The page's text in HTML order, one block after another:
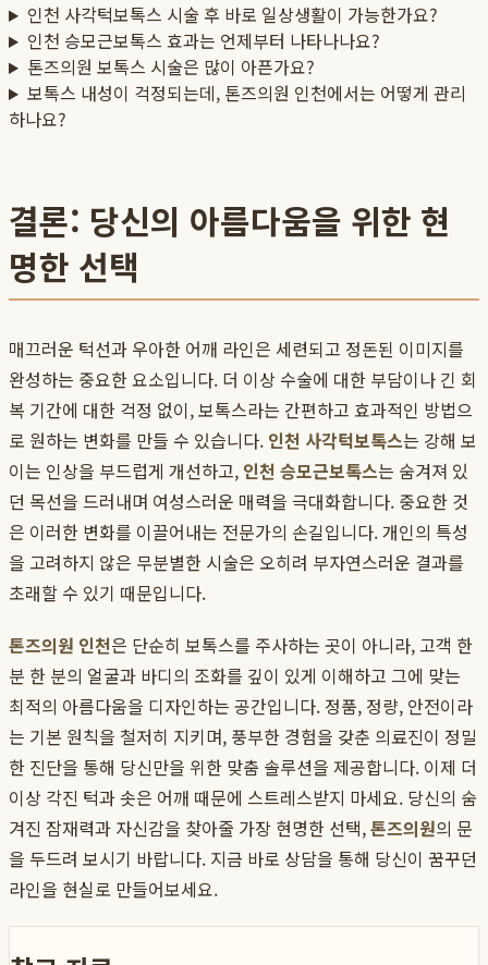
인천 사각턱보톡스 시술 후 바로 일상생활이 가능한가요?
인천 승모근보톡스 효과는 언제부터 나타나나요?
톤즈의원 보톡스 시술은 많이 아픈가요?
보톡스 내성이 걱정되는데, 톤즈의원 인천에서는 어떻게 관리
하나요?
결론: 당신의 아름다움을 위한 현
명한 선택
매끄러운 턱선과 우아한 어깨 라인은 세련되고 정돈된 이미지를
완성하는 중요한 요소입니다. 더 이상 수술에 대한 부담이나 긴 회
복 기간에 대한 걱정 없이, 보톡스라는 간편하고 효과적인 방법으
로 원하는 변화를 만들 수 있습니다. 인천 사각턱보톡스는 강해 보
이는 인상을 부드럽게 개선하고, 인천 승모근보톡스는 숨겨져 있
던 목선을 드러내며 여성스러운 매력을 극대화합니다. 중요한 것
은 이러한 변화를 이끌어내는 전문가의 손길입니다. 개인의 특성
을 고려하지 않은 무분별한 시술은 오히려 부자연스러운 결과를
초래할 수 있기 때문입니다.
톤즈의원 인천은 단순히 보톡스를 주사하는 곳이 아니라, 고객 한
분 한 분의 얼굴과 바디의 조화를 깊이 있게 이해하고 그에 맞는
최적의 아름다움을 디자인하는 공간입니다. 정품, 정량, 안전이라
는 기본 원칙을 철저히 지키며, 풍부한 경험을 갖춘 의료진이 정밀
한 진단을 통해 당신만을 위한 맞춤 솔루션을 제공합니다. 이제 더
이상 각진 턱과 솟은 어깨 때문에 스트레스받지 마세요. 당신의 숨
겨진 잠재력과 자신감을 찾아줄 가장 현명한 선택,톤즈의원의 문
을 두드려 보시기 바랍니다. 지금 바로 상담을 통해 당신이 꿈꾸던
라인을 현실로 만들어보세요.